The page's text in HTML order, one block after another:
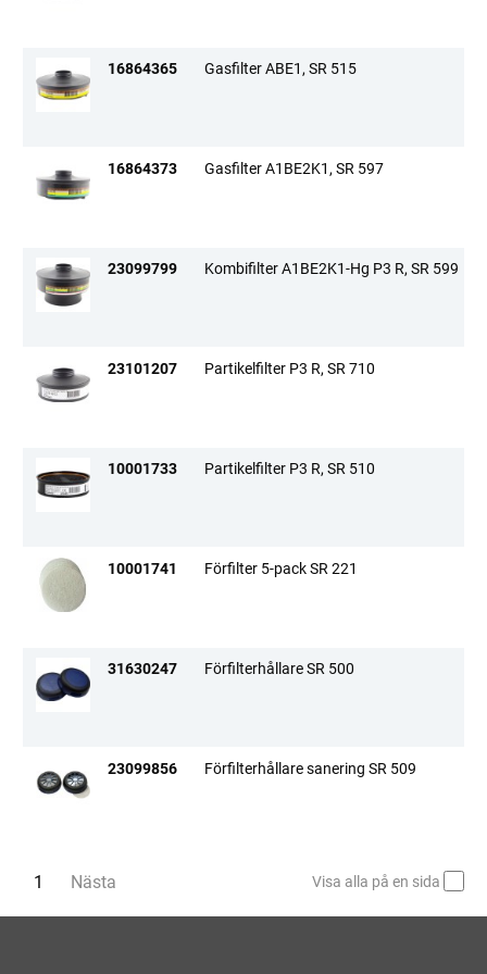
Godkänd/Certifierad enligt:
16864365 Gasfilter ABE1, SR 515
16864373 Gasfilter A1BE2K1, SR 597
23099799 Kombifilter A1BE2K1-Hg P3 R, SR 599
23101207 Partikelfilter P3 R, SR 710
10001733 Partikelfilter P3 R, SR 510
10001741 Förfilter 5-pack SR 221
31630247 Förfilterhållare SR 500
23099856 Förfilterhållare sanering SR 509
Du är på sida
1 Nästa Visa alla på en sida